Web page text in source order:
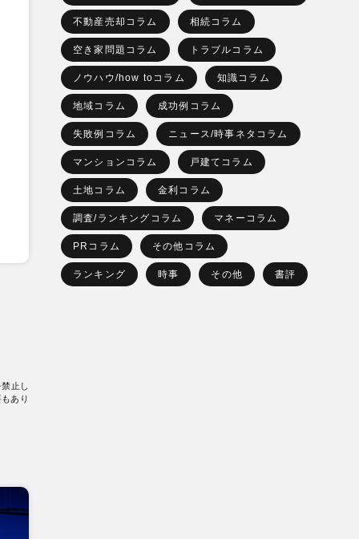
止し
あり
不動産売却コラム 相続コラム
空き家問題コラム トラブルコラム
ノウハウ/how toコラム 知識コラム
地域コラム 成功例コラム
失敗例コラム ニュース/時事ネタコラム
マンションコラム 戸建てコラム
土地コラム 金利コラム
調査/ランキングコラム マネーコラム
PRコラム その他コラム
ランキング 時事 その他 書評